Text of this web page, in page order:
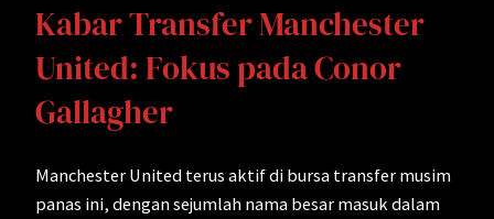
Kabar Transfer Manchester
United: Fokus pada Conor
Gallagher
Manchester United terus aktif di bursa transfer musim
panas ini, dengan sejumlah nama besar masuk dalam